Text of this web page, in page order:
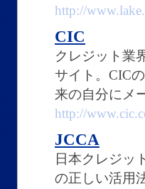
http://
CIC
クレジット業
サイト。CIC
来の自分にメ
http://
JCCA
日本クレジッ
の正しい活用